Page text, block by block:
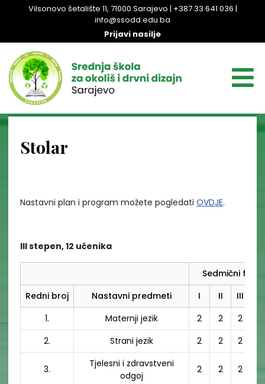
Vilsonovo šetalište 11, 71000 Sarajevo | +387 33 641 036 |
info@ssodd.edu.ba
Prijavi nasilje
Stolar
Nastavni plan i program možete pogledati OVDJE.
III stepen, 12 učenika
Sedmični
Redni broj
Nastavni predmeti I II III
1.
Maternji jezik 2 2
2
2.
Strani jezik 2 2 2
3.
Tjelesni i zdravstveni
odgoj
2 2 2